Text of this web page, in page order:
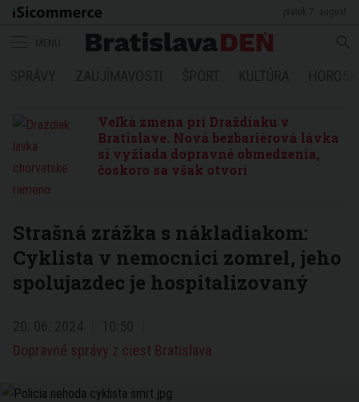
Veľká zmena pri Draždiaku v
Bratislave. Nová bezbariérová lávka
si vyžiada dopravné obmedzenia,
čoskoro sa však otvorí
Strašná zrážka s nákladiakom:
Cyklista v nemocnici zomrel, jeho
spolujazdec je hospitalizovaný
Dopravné správy z ciest Bratislava